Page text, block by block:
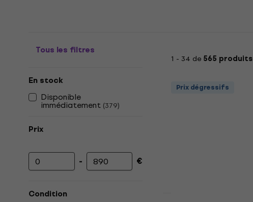
Tous les filtres
En stock
Disponible
immédiatement (379)
Prix
Prix minimum
- Prix maximum
€
Condition
1 - 34 de 565 produits
Prix dégressifs